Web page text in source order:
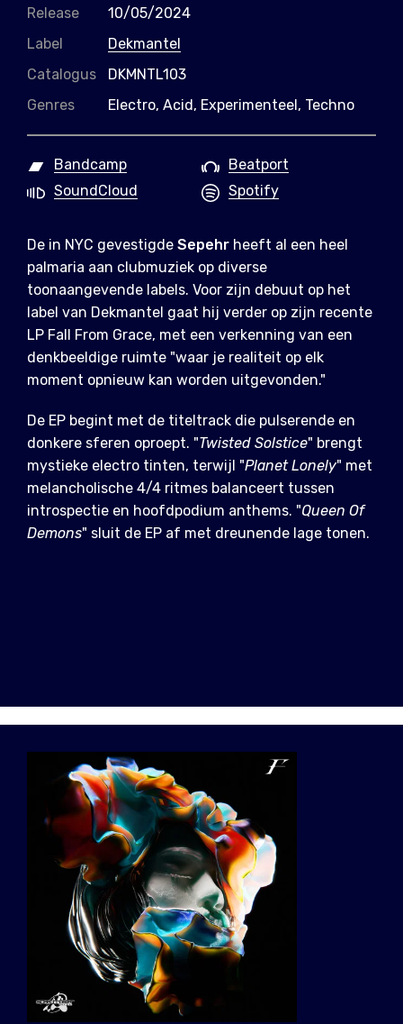
Release
10/05/2024
Label
Dekmantel
Catalogus
DKMNTL103
Genres
Electro, Acid, Experimenteel, Techno
Bandcamp
Beatport
SoundCloud
Spotify
De in NYC gevestigde Sepehr heeft al een heel
palmaria aan clubmuziek op diverse
toonaangevende labels. Voor zijn debuut op het
label van Dekmantel gaat hij verder op zijn recente
LP Fall From Grace, met een verkenning van een
denkbeeldige ruimte "waar je realiteit op elk
moment opnieuw kan worden uitgevonden."
De EP begint met de titeltrack die pulserende en
donkere sferen oproept. "Twisted Solstice" brengt
mystieke electro tinten, terwijl "Planet Lonely" met
melancholische 4/4 ritmes balanceert tussen
introspectie en hoofdpodium anthems. "Queen Of
Demons" sluit de EP af met dreunende lage tonen.